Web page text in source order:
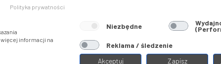
Polityka prywatności
informacji na
Niezbędne
Reklama / śledzenie
Akceptuj
Zapisz